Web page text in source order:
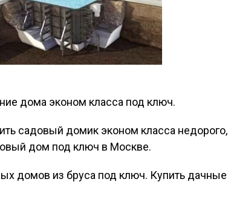
дома эконом класса под ключ.
садовый домик эконом класса недорого,
дом под ключ в Москве.
домов из бруса под ключ. Купить дачные